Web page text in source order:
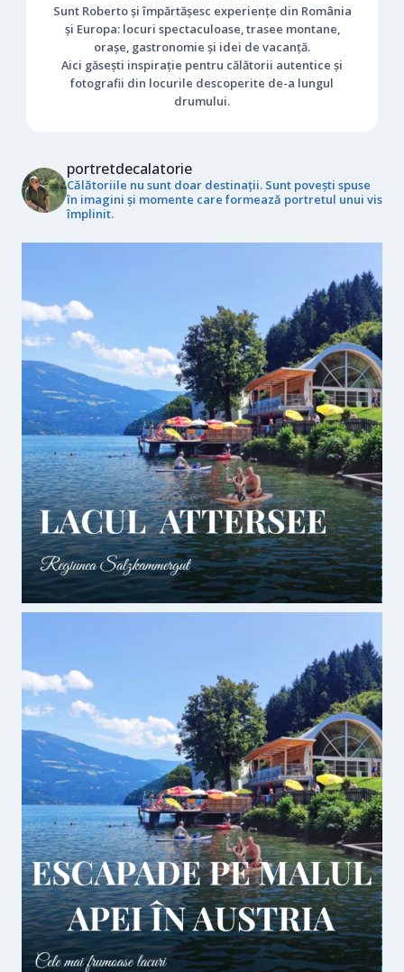
Sunt Roberto și împărtășesc experiențe din România
și Europa: locuri spectaculoase, trasee montane,
orașe, gastronomie și idei de vacanță.
Aici găsești inspirație pentru călătorii autentice și
fotografii din locurile descoperite de-a lungul
drumului.
portretdecalatorie
Călătoriile nu sunt doar destinații. Sunt povești spuse
în imagini și momente care formează portretul unui vis
împlinit.